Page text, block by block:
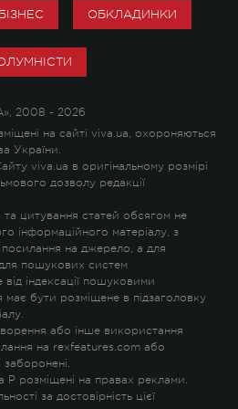
БІЗНЕС ОБКЛАДИНКИ
2008 - 2026
на сайті viva.ua, охороняються
України.
viva.ua в оригінальному розмірі
дозволу редакції
та цитування статей обсягом не
інформаційного матеріалу, з
на джерело, а для
пошукових систем
індексації пошуковими
має бути розміщене в підзаголовку
або інше використання
на rexfeatures.com або
P розміщені на правах реклами.
за достовірність цієї